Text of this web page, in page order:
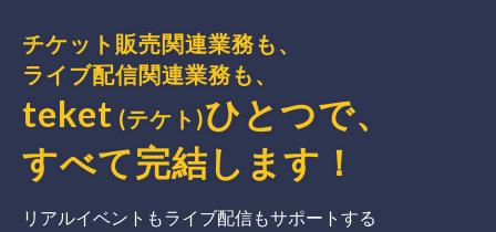
チケット販売関連業務も、
ライブ配信関連業務も、
teket (テケト)ひとつで、
すべて完結 します ！
リアルイベントもライブ配信もサポートする